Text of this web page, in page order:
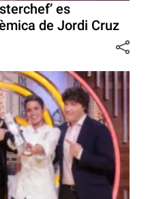
es
de Jordi Cruz